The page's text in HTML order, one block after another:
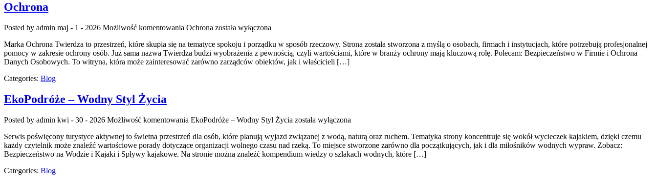
Ochrona
Posted by admin maj - 1 - 2026 Możliwość komentowania Ochrona została wyłączona
Marka Ochrona Twierdza to przestrzeń, które skupia się na tematyce spokoju i porządku w sposób rzeczowy. Strona została stworzona z myślą o osobach, firmach i instytucjach, które potrzebują profesjonalnej
pomocy w zakresie ochrony osób. Już sama nazwa Twierdza budzi wyobrażenia z pewnością, czyli wartościami, które w branży ochrony mają kluczową rolę. Polecam: Bezpieczeństwo w Firmie i Ochrona
Danych Osobowych. To witryna, która może zainteresować zarówno zarządców obiektów, jak i właścicieli […]
Categories: Blog
EkoPodróże – Wodny Styl Życia
Posted by admin kwi - 30 - 2026 Możliwość komentowania EkoPodróże – Wodny Styl Życia została wyłączona
Serwis poświęcony turystyce aktywnej to świetna przestrzeń dla osób, które planują wyjazd związanej z wodą, naturą oraz ruchem. Tematyka strony koncentruje się wokół wycieczek kajakiem, dzięki czemu
każdy czytelnik może znaleźć wartościowe porady dotyczące organizacji wolnego czasu nad rzeką. To miejsce stworzone zarówno dla początkujących, jak i dla miłośników wodnych wypraw. Zobacz:
Bezpieczeństwo na Wodzie i Kajaki i Spływy kajakowe. Na stronie można znaleźć kompendium wiedzy o szlakach wodnych, które […]
Categories: Blog